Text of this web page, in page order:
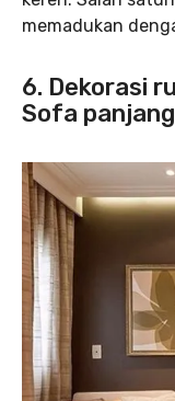
memadukan
6. Dekorasi
Sofa